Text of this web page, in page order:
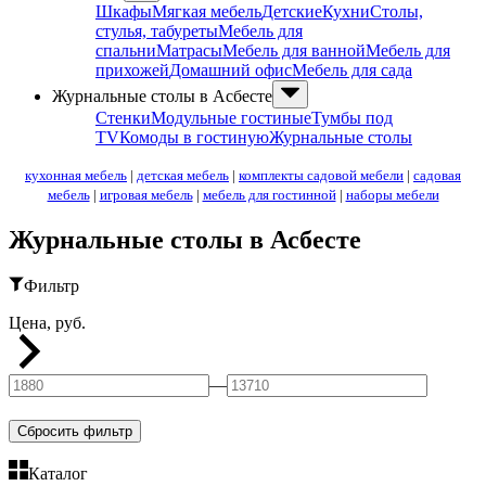
ШкафыМягкая мебельДетскиеКухниСтолы,
стулья, табуретыМебель для
спальниМатрасыМебель для ваннойМебель для
прихожейДомашний офисМебель для сада
Журнальные столы в Асбесте
СтенкиМодульные гостиныеТумбы под
ТVКомоды в гостинуюЖурнальные столы
кухонная мебель | детская мебель | комплекты садовой мебели | садовая
мебель| игровая мебель| мебель для гостинной| наборы мебели
Журнальные столы в Асбесте
Фильтр
Цена, руб.
—
Сбросить фильтр
Каталог